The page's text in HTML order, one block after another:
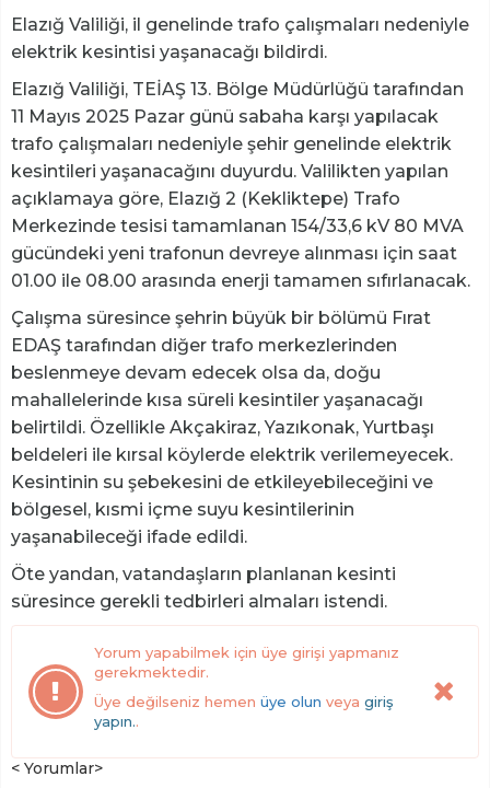
Elazığ Valiliği, il genelinde trafo çalışmaları nedeniyle
elektrik kesintisi yaşanacağı bildirdi.
Elazığ Valiliği, TEİAŞ 13. Bölge Müdürlüğü tarafından
11 Mayıs 2025 Pazar günü sabaha karşı yapılacak
trafo çalışmaları nedeniyle şehir genelinde elektrik
kesintileri yaşanacağını duyurdu. Valilikten yapılan
açıklamaya göre, Elazığ 2 (Kekliktepe) Trafo
Merkezinde tesisi tamamlanan 154/33,6 kV 80 MVA
gücündeki yeni trafonun devreye alınması için saat
01.00 ile 08.00 arasında enerji tamamen sıfırlanacak.
Çalışma süresince şehrin büyük bir bölümü Fırat
EDAŞ tarafından diğer trafo merkezlerinden
beslenmeye devam edecek olsa da, doğu
mahallelerinde kısa süreli kesintiler yaşanacağı
belirtildi. Özellikle Akçakiraz, Yazıkonak, Yurtbaşı
beldeleri ile kırsal köylerde elektrik verilemeyecek.
Kesintinin su şebekesini de etkileyebileceğini ve
bölgesel, kısmi içme suyu kesintilerinin
yaşanabileceği ifade edildi.
Öte yandan, vatandaşların planlanan kesinti
süresince gerekli tedbirleri almaları istendi.
Yorum yapabilmek için üye girişi yapmanız
gerekmektedir.
Üye değilseniz hemen üye olun veya giriş
yapın..
< Yorumlar>